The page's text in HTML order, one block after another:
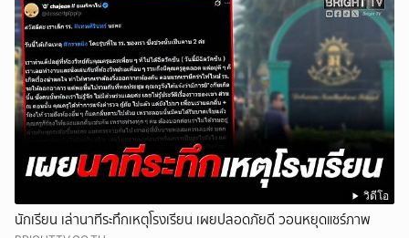
วิดีโอ
นักเรียน เล่านาทีระทึกเหตุโรงเรียน เผยปลอดภัยดี วอนหยุดแชร์ภาพ